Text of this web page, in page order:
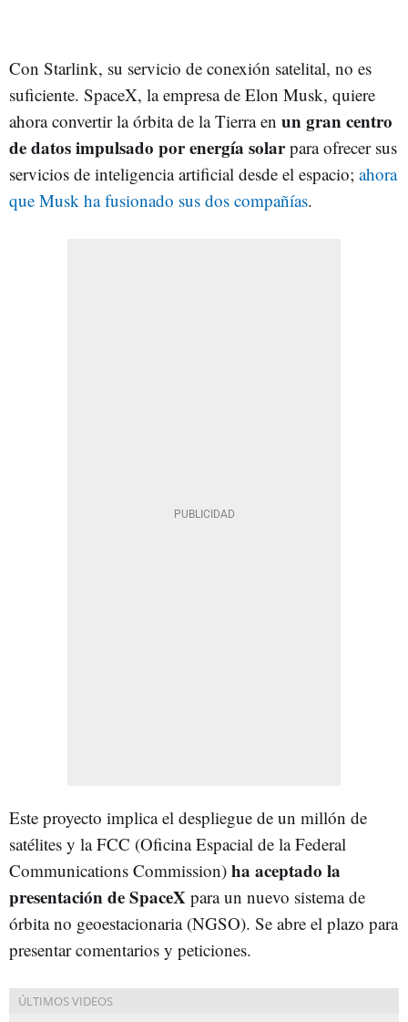
Con Starlink, su servicio de conexión satelital, no es
suficiente. SpaceX, la empresa de Elon Musk, quiere
ahora convertir la órbita de la Tierra en un gran centro
de datos impulsado por energía solarpara ofrecer sus
servicios de inteligencia artificial desde el espacio; ahora
que Musk ha fusionado sus dos compañías.
Este proyecto implica el despliegue de un millón de
satélites y la FCC (Oficina Espacial de la Federal
Communications Commission) ha aceptado la
presentación de SpaceX para un nuevo sistema de
órbita no geoestacionaria (NGSO). Se abre el plazo para
presentar comentarios y peticiones.